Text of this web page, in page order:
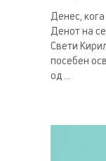
Денес,
Денот на
Свети
посебен
од ...